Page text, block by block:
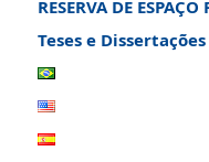
RESERVA DE ESPAÇO
Teses e Dissertações